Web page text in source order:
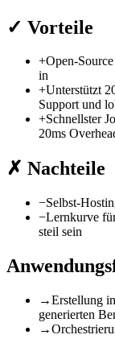
✓ Vorteile
+Open-
in
+Unterstützt
Support und
+Schnellster
20ms
✗ Nachteile
−Selbst-
−Lernkurve
steil sein
→Erstellung
generierten
→